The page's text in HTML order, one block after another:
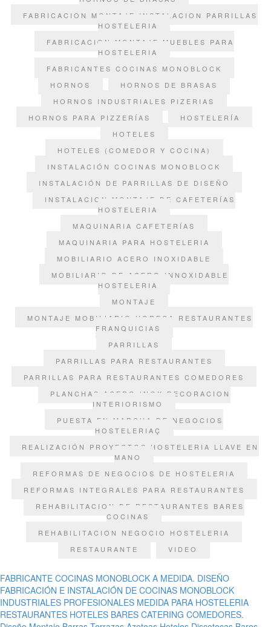
FABRICACION MONTAJE INSTALACION PARRILLAS
HOSTELERIA
FABRICACION MONTAJE MUEBLES PARA
HOSTELERIA
FABRICANTES COCINAS MONOBLOCK
HORNOS
HORNOS DE BRASAS
HORNOS INDUSTRIALES PIZERIAS
HORNOS PARA PIZZERÍAS
HOSTELERÍA
HOTELES
HOTELES (COMEDOR Y COCINA)
INSTALACIÓN COCINAS MONOBLOCK
INSTALACIÓN DE PARRILLAS DE DISEÑO
INSTALACION MONTAJE DE CAFETERÍAS
HOSTELERIA
MAQUINARIA CAFETERÍAS
MAQUINARIA PARA HOSTELERIA
MOBILIARIO ACERO INOXIDABLE
MOBILIARIO DE ACERO INNOXIDABLE
HOSTELERIA
MONTAJE
MONTAJE MOBILIARIO HORECA RESTAURANTES
FRANQUICIAS
PARRILLAS
PARRILLAS PARA RESTAURANTES
PARRILLAS PARA RESTAURANTES COMEDORES
PLANCHAS ACERO INOX DECORACION
INTERIORISMO
PUESTA EN MARCHA DE NEGOCIOS
HOSTELERIAÇ
REALIZACIÓN PROYECTOS HOSTELERIA LLAVE EN
MANO
REFORMAS DE NEGOCIOS DE HOSTELERIA
REFORMAS INTEGRALES PARA RESTAURANTES
REHABILITACION DE RESTAURANTES BARES
COCINAS
REHABILITACION NEGOCIO HOSTELERIA
RESTAURANTE
VIDEO
FABRICANTE COCINAS MONOBLOCK A MEDIDA. DISEÑO
FABRICACIÓN E INSTALACIÓN DE COCINAS MONOBLOCK
INDUSTRIALES PROFESIONALES MEDIDA PARA HOSTELERIA
RESTAURANTES HOTELES BARES CATERING COMEDORES.